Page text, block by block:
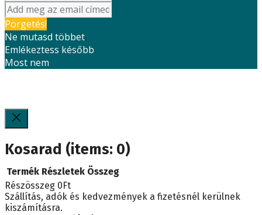
Pörgetés!
Ne mutasd többet
Emlékeztess később
Most nem
Kosarad (items: 0)
Termékek
Termék Részletek Összeg
Részösszeg 0Ft
Szállítás, adók és kedvezmények a fizetésnél kerülnek
kiszámításra.